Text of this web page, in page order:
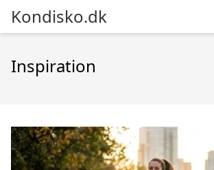
Kondisko.dk
Inspiration